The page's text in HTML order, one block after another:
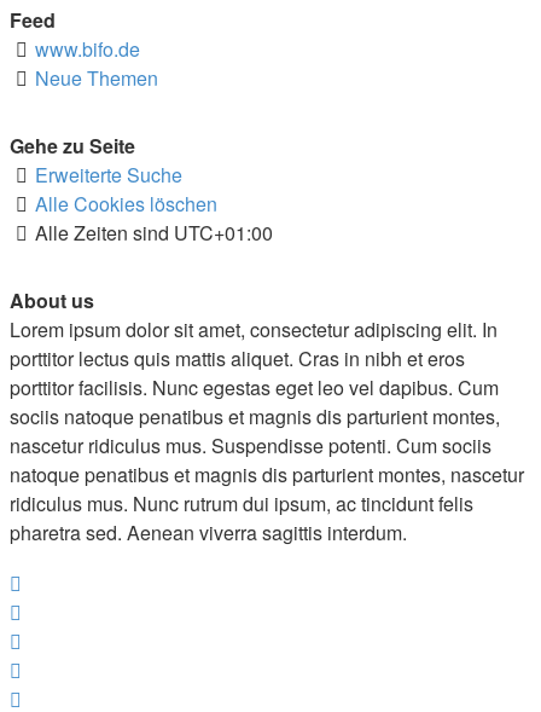
Feed
www.bifo.de
Neue Themen
Gehe zu Seite
Erweiterte Suche
Alle Cookies löschen
Alle Zeiten sind UTC+01:00
About us
Lorem ipsum dolor sit amet, consectetur adipiscing elit. In
porttitor lectus quis mattis aliquet. Cras in nibh et eros
porttitor facilisis. Nunc egestas eget leo vel dapibus. Cum
sociis natoque penatibus et magnis dis parturient montes,
nascetur ridiculus mus. Suspendisse potenti. Cum sociis
natoque penatibus et magnis dis parturient montes, nascetur
ridiculus mus. Nunc rutrum dui ipsum, ac tincidunt felis
pharetra sed. Aenean viverra sagittis interdum.